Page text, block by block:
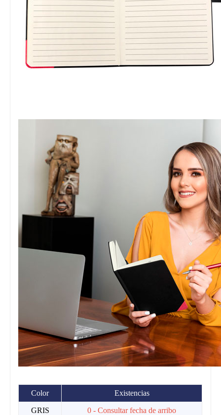
Color Existencias
GRIS 0 - Consultar fecha de arribo